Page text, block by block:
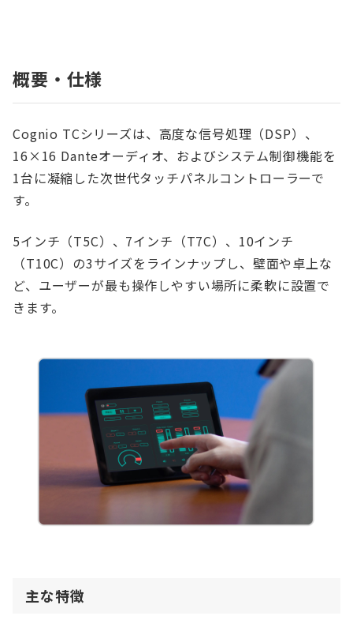
概要・仕様
Cognio TCシリーズは、高度な信号処理（DSP）、
16×16 Danteオーディオ、およびシステム制御機能を
1台に凝縮した次世代タッチパネルコントローラーで
す。
5インチ（T5C）、7インチ（T7C）、10インチ
（T10C）の3サイズをラインナップし、壁面や卓上な
ど、ユーザーが最も操作しやすい場所に柔軟に設置で
きます。
主な特徴